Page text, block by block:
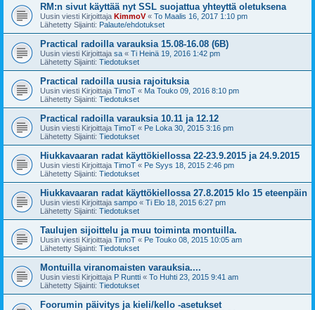
RM:n sivut käyttää nyt SSL suojattua yhteyttä oletuksena
Uusin viesti Kirjoittaja KimmoV« To Maalis 16, 2017 1:10 pm
Lähetetty Sijainti: Palaute/ehdotukset
Practical radoilla varauksia 15.08-16.08 (6B)
Uusin viesti Kirjoittaja sa « Ti Heinä 19, 2016 1:42 pm
Lähetetty Sijainti: Tiedotukset
Practical radoilla uusia rajoituksia
Uusin viesti Kirjoittaja TimoT « Ma Touko 09, 2016 8:10 pm
Lähetetty Sijainti: Tiedotukset
Practical radoilla varauksia 10.11 ja 12.12
Uusin viesti Kirjoittaja TimoT « Pe Loka 30, 2015 3:16 pm
Lähetetty Sijainti: Tiedotukset
Hiukkavaaran radat käyttökiellossa 22-23.9.2015 ja 24.9.2015
Uusin viesti Kirjoittaja TimoT « Pe Syys 18, 2015 2:46 pm
Lähetetty Sijainti: Tiedotukset
Hiukkavaaran radat käyttökiellossa 27.8.2015 klo 15 eteenpäin
Uusin viesti Kirjoittaja sampo « Ti Elo 18, 2015 6:27 pm
Lähetetty Sijainti: Tiedotukset
Taulujen sijoittelu ja muu toiminta montuilla.
Uusin viesti Kirjoittaja TimoT « Pe Touko 08, 2015 10:05 am
Lähetetty Sijainti: Tiedotukset
Montuilla viranomaisten varauksia....
Uusin viesti Kirjoittaja P Runtti « To Huhti 23, 2015 9:41 am
Lähetetty Sijainti: Tiedotukset
Foorumin päivitys ja kieli/kello -asetukset